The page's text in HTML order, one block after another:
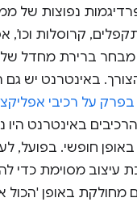
נפוצות של
קרוסלות וכו',
ברירת מחדל של
באינטרנט יש גם
על רכיבי אפליקציות
באינטרנט היו
חופשי. בפועל,
מסוימת כדי
באופן 'הכול או